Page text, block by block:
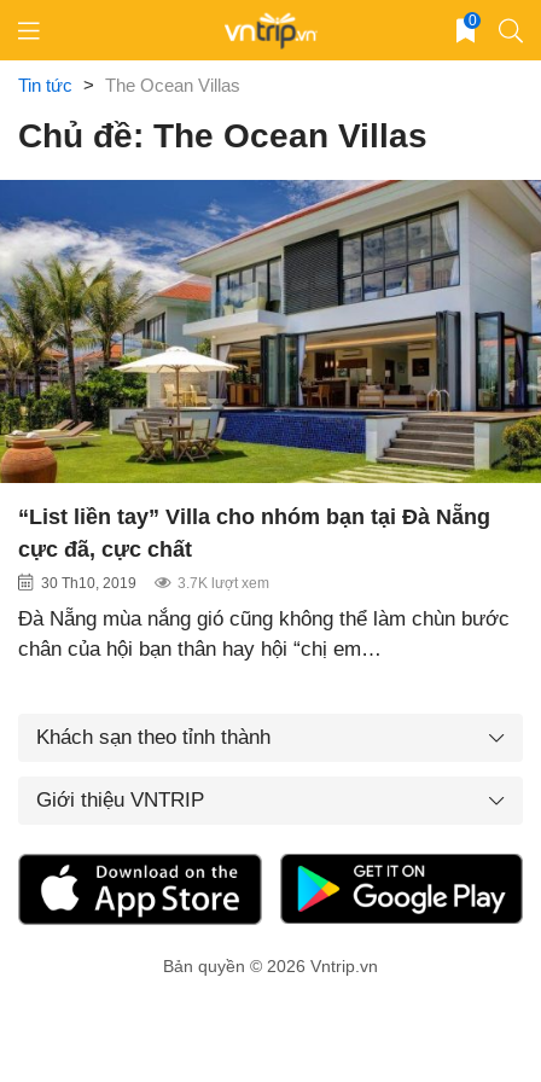
content
0
Tin tức > The Ocean Villas
Chủ đề: The Ocean Villas
“List liền tay” Villa cho nhóm bạn tại Đà Nẵng
cực đã, cực chất
30 Th10, 2019 3.7K lượt xem
Đà Nẵng mùa nắng gió cũng không thể làm chùn bước
chân của hội bạn thân hay hội “chị em…
Khách sạn theo tỉnh thành
Giới thiệu VNTRIP
Bản quyền © 2026 Vntrip.vn